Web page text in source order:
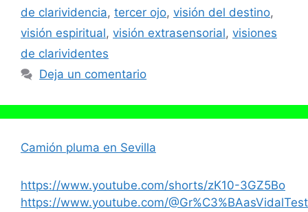
de clarividencia, tercer ojo, visión del destino,
visión espiritual, visión extrasensorial, visiones
de clarividentes
Deja un comentario
Camión pluma en Sevilla
https://www.youtube.com/shorts/zK10-3GZ5Bo
https://www.youtube.com/